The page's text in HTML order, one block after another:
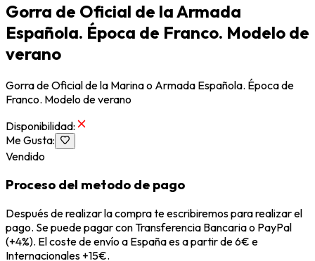
Gorra de Oficial de la Armada
Española. Época de Franco. Modelo de
verano
Gorra de Oficial de la Marina o Armada Española. Época de
Franco. Modelo de verano
Disponibilidad:
Me Gusta:
Vendido
Proceso del metodo de pago
Después de realizar la compra te escribiremos para realizar el
pago. Se puede pagar con Transferencia Bancaria o PayPal
(+4%). El coste de envío a España es a partir de 6€ e
Internacionales +15€.